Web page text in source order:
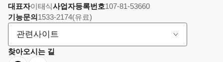
대표자이태식사업자등록번호107-81-53660
기능문의1533-2174(유료)
관련사이트
찾아오시는 길